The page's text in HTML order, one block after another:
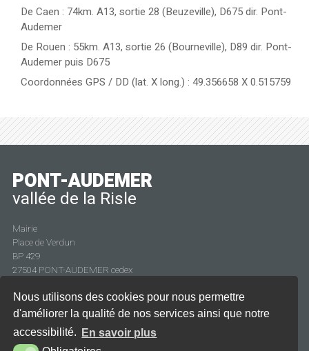
Nous utilisons des cookies pour nous permettre
d'améliorer la qualité de nos services ainsi que notre
accessibilité.
En savoir plus
De Caen : 74km. A13, sortie 28 (Beuzeville), D675 dir. Pont-
Audemer
De Rouen : 55km. A13, sortie 26 (Bourneville), D89 dir. Pont-
Audemer puis D675
Coordonnées GPS / DD (lat. X long.) : 49.356658 X 0.515759
PONT-AUDEMER
vallée de la Risle
Mairie
Place de Verdun
BP 429
27504 PONT-AUDEMER cedex
Tél. : 02 32 41 08 15
Fax : 02 32 41 24 74
CONTACT HORAIRES